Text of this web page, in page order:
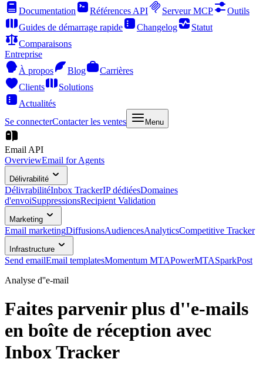
Documentation
Références API Serveur MCP
Outils
Guides de démarrage rapide
Changelog
Statut
Comparaisons
Entreprise
À propos
Blog
Carrières
Clients
Solutions
Actualités
Se connecterContacter les ventes Menu
Email API
OverviewEmail for Agents
Délivrabilité
DélivrabilitéInbox TrackerIP dédiéesDomaines
d'envoiSuppressionsRecipient Validation
Marketing
Email marketingDiffusionsAudiencesAnalyticsCompetitive Tracker
Infrastructure
Send emailEmail templatesMomentum MTAPowerMTASparkPost
Analyse d''e-mail
Faites parvenir plus d''e-mails
en boîte de réception avec
Inbox Tracker